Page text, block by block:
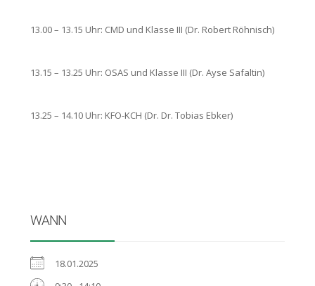
13.00 – 13.15 Uhr: CMD und Klasse III (Dr. Robert Röhnisch)
13.15 – 13.25 Uhr: OSAS und Klasse III (Dr. Ayse Safaltin)
13.25 – 14.10 Uhr: KFO-KCH (Dr. Dr. Tobias Ebker)
WANN
18.01.2025